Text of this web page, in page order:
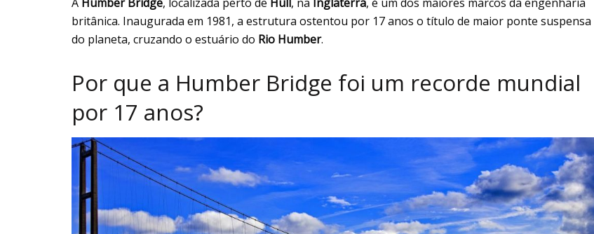
britânica. Inaugurada em 1981, a estrutura ostentou por 17 anos o título de maior ponte suspensa
do planeta, cruzando o estuário do Rio Humber.
Por que a Humber Bridge foi um recorde mundial
por 17 anos?